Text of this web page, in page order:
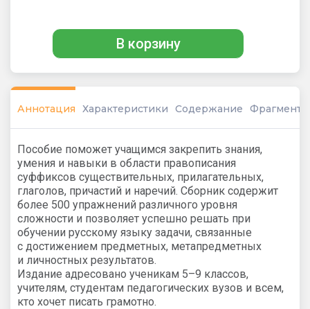
В корзину
Аннотация Характеристики Содержание Фрагмент
Пособие поможет учащимся закрепить знания,
умения и навыки в области правописания
суффиксов существительных, прилагательных,
глаголов, причастий и наречий. Сборник содержит
более 500 упражнений различного уровня
сложности и позволяет успешно решать при
обучении русскому языку задачи, связанные
с достижением предметных, метапредметных
и личностных результатов.
Издание адресовано ученикам 5–9 классов,
учителям, студентам педагогических вузов и всем,
кто хочет писать грамотно.